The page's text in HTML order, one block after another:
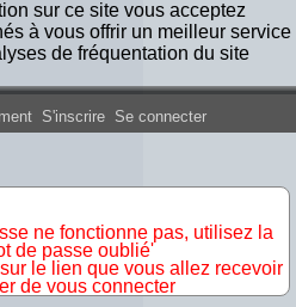
sur ce site vous acceptez
à vous offrir un meilleur service
de fréquentation du site
France
S'inscrire Se connecter
ne fonctionne pas, utilisez la
de passe oublié'
le lien que vous allez recevoir
de vous connecter